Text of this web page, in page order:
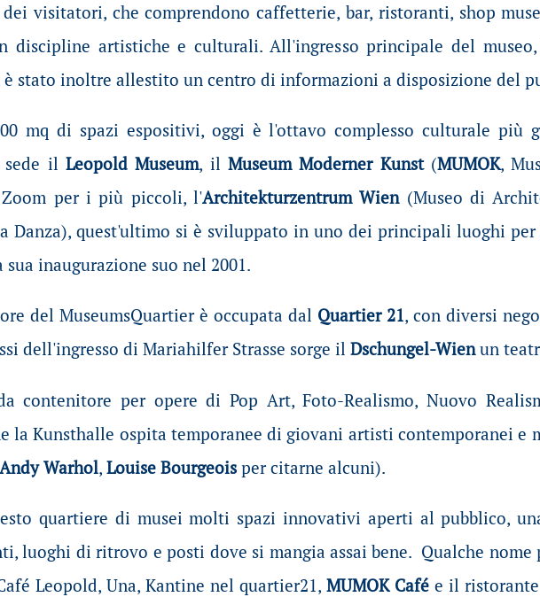
visitatori, che comprendono caffetterie, bar, ristoranti, shop
discipline artistiche e culturali. All'ingresso principale del
è stato inoltre allestito un centro di informazioni a disposizione del
mq di spazi espositivi, oggi è l'ottavo complesso culturale più
il Leopold Museum, il Museum Moderner Kunst(MUMOK,
per i più piccoli, l'Architekturzentrum Wien(Museo di
Danza), quest'ultimo si è sviluppato in uno dei principali luoghi per
inaugurazione suo nel 2001.
del MuseumsQuartier è occupata dal Quartier 21, con diversi
dell'ingresso di Mariahilfer Strasse sorge il Dschungel-Wienun
contenitore per opere di Pop Art, Foto-Realismo, Nuovo
la Kunsthalle ospita temporanee di giovani artisti contemporanei e
Andy Warhol, Louise Bourgeoisper citarne alcuni).
quartiere di musei molti spazi innovativi aperti al pubblico,
luoghi di ritrovo e posti dove si mangia assai bene. Qualche
Leopold, Una, Kantine nel quartier21, MUMOK Cafée il ristorante